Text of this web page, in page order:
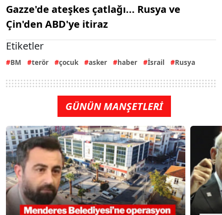
Gazze'de ateşkes çatlağı... Rusya ve
Çin'den ABD'ye itiraz
Etiketler
BM terör çocuk asker haber İsrail Rusya
GÜNÜN MANŞETLERİ